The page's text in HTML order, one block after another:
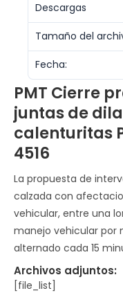
Descargas
Tamaño del
Fecha:
PMT Cierre
juntas de
calenturitas
4516
La propuesta de
calzada con
vehicular, entre una
manejo vehicular por
alternado cada 15
Archivos adjuntos:
[file_list]